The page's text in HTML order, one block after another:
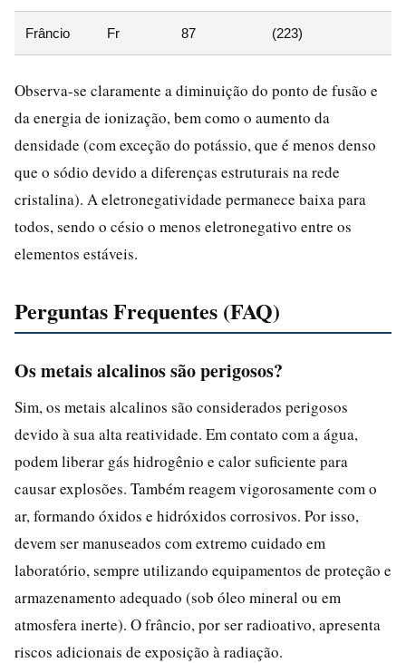
Frâncio Fr 87 (223)
Observa-se claramente a diminuição do ponto de fusão e
da energia de ionização, bem como o aumento da
densidade (com exceção do potássio, que é menos denso
que o sódio devido a diferenças estruturais na rede
cristalina). A eletronegatividade permanece baixa para
todos, sendo o césio o menos eletronegativo entre os
elementos estáveis.
Perguntas Frequentes (FAQ)
Os metais alcalinos são perigosos?
Sim, os metais alcalinos são considerados perigosos
devido à sua alta reatividade. Em contato com a água,
podem liberar gás hidrogênio e calor suficiente para
causar explosões. Também reagem vigorosamente com o
ar, formando óxidos e hidróxidos corrosivos. Por isso,
devem ser manuseados com extremo cuidado em
laboratório, sempre utilizando equipamentos de proteção e
armazenamento adequado (sob óleo mineral ou em
atmosfera inerte). O frâncio, por ser radioativo, apresenta
riscos adicionais de exposição à radiação.